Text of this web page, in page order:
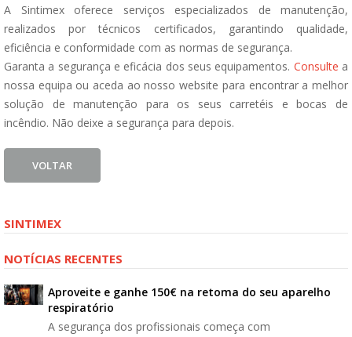
A Sintimex oferece serviços especializados de manutenção,
realizados por técnicos certificados, garantindo qualidade,
eficiência e conformidade com as normas de segurança.
Garanta a segurança e eficácia dos seus equipamentos. Consulte a
nossa equipa ou aceda ao nosso website para encontrar a melhor
solução de manutenção para os seus carretéis e bocas de
incêndio. Não deixe a segurança para depois.
VOLTAR
SINTIMEX
NOTÍCIAS RECENTES
Aproveite e ganhe 150€ na retoma do seu aparelho
respiratório
A segurança dos profissionais começa com